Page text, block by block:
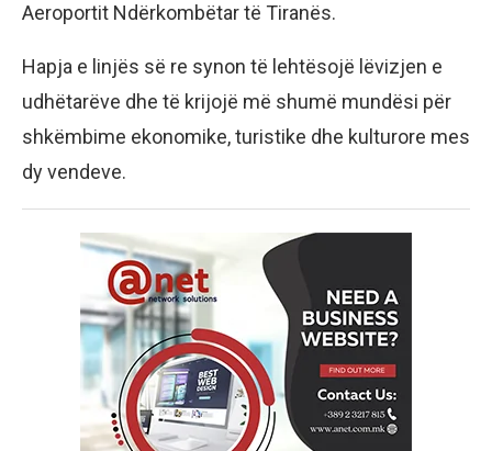
Aeroportit Ndërkombëtar të Tiranës.
Hapja e linjës së re synon të lehtësojë lëvizjen e
udhëtarëve dhe të krijojë më shumë mundësi për
shkëmbime ekonomike, turistike dhe kulturore mes
dy vendeve.